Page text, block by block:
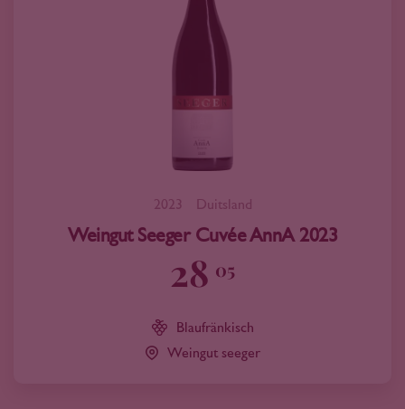
2023 Duitsland
Weingut Seeger Cuvée AnnA 2023
28 05
Blaufränkisch
Weingut seeger